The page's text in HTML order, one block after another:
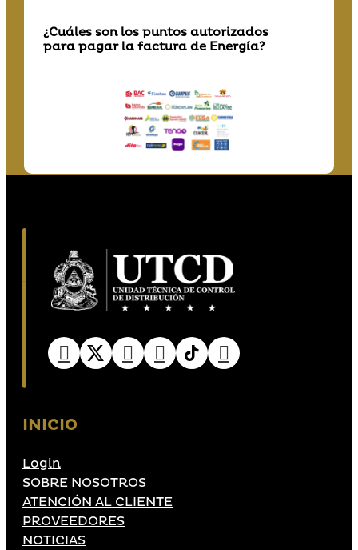
¿Cuáles son los puntos autorizados
para pagar la factura de Energía?
INICIO
Login
SOBRE NOSOTROS
ATENCIÓN AL CLIENTE
PROVEEDORES
NOTICIAS